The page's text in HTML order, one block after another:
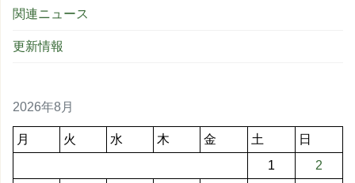
関連ニュース
更新情報
2026年8月
月 火 水 木 金 土
日
1
2